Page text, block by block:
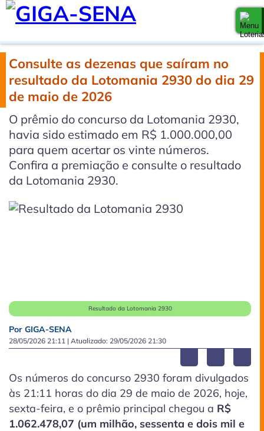
Consulte as dezenas que saíram no
resultado da Lotomania 2930 do dia 29
de maio de 2026
O prêmio do concurso da Lotomania 2930,
havia sido estimado em R$ 1.000.000,00
para quem acertar os vinte números.
Confira a premiação e consulte o resultado
da Lotomania 2930.
Resultado da Lotomania 2930
Por GIGA-SENA
28/05/2026 21:11 | Atualizado: 29/05/2026 21:30
Os números do concurso 2930 foram divulgados
às 21:11 horas do dia 29 de maio de 2026, hoje,
sexta-feira, e o prêmio principal chegou a R$
1.062.478,07 (um milhão, sessenta e dois mil e